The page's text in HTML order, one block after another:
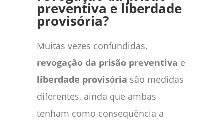
preventiva e liberdade
provisória?
Muitas vezes confundidas,
revogação da prisão preventiva e
liberdade provisória são medidas
diferentes, ainda que ambas
tenham como consequência a